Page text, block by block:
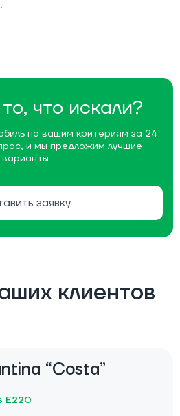
что искали?
по вашим критериям за 24
и мы предложим лучшие
варианты.
заявку
клиентов
“Costa”
E220